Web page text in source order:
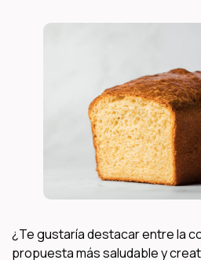
¿Te gustaría destacar entre la
propuesta más saludable y